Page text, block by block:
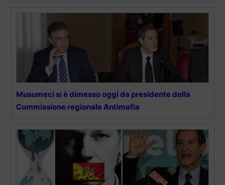
Musumeci si è dimesso oggi da presidente della
Commissione regionale Antimafia